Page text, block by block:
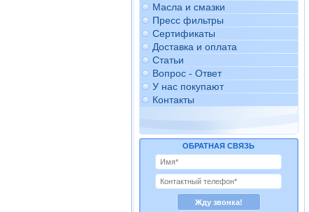
Масла и смазки
Пресс фильтры
Сертификаты
Доставка и оплата
Статьи
Вопрос - Ответ
У нас покупают
Контакты
ОБРАТНАЯ СВЯЗЬ